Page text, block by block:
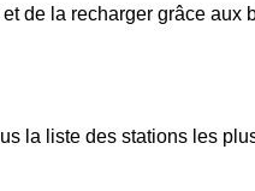
de la recharger grâce aux
la liste des stations les